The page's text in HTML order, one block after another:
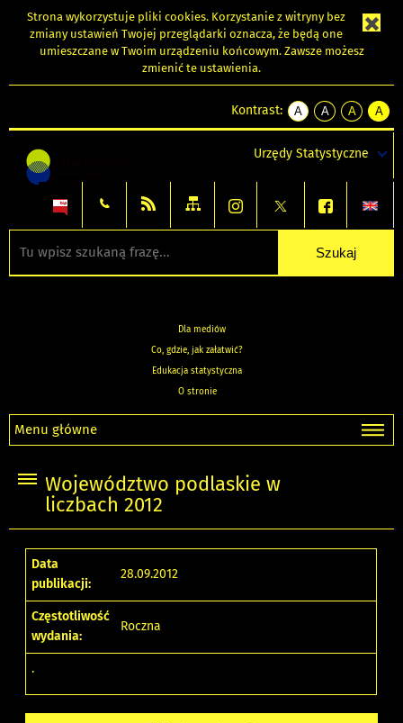
Strona wykorzystuje pliki cookies. Korzystanie z witryny bez
zmiany ustawień Twojej przeglądarki oznacza, że będą one
umieszczane w Twoim urządzeniu końcowym. Zawsze możesz
zmienić te ustawienia.
Kontrast:
A
kontrast
A
kontrast
tekst
czarnym
A
kontrast
tekst
czarnym
A
tekst
żółtym
Urzędy Statystyczne
Dla mediów
Co, gdzie, jak załatwić?
Edukacja statystyczna
O stronie
Menu główne
Województwo podlaskie w
liczbach 2012
Data
publikacji:
28.09.2012
Częstotliwość
wydania:
Roczna
.